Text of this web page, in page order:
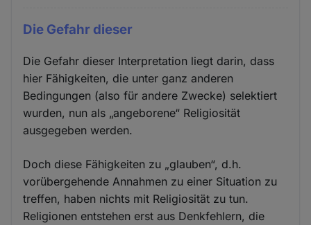
Die Gefahr dieser
Die Gefahr dieser Interpretation liegt darin, dass
hier Fähigkeiten, die unter ganz anderen
Bedingungen (also für andere Zwecke) selektiert
wurden, nun als „angeborene“ Religiosität
ausgegeben werden.
Doch diese Fähigkeiten zu „glauben“, d.h.
vorübergehende Annahmen zu einer Situation zu
treffen, haben nichts mit Religiosität zu tun.
Religionen entstehen erst aus Denkfehlern, die